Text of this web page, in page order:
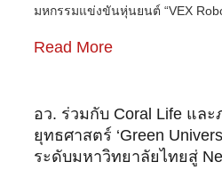
มหกรรมแข่งขันหุ่นยนต์ “VEX
Read More
อว. ร่วมกับ Coral Life แล
ยุทธศาสตร์ ‘Green
ระดับมหาวิทยาลัยไทยสู่